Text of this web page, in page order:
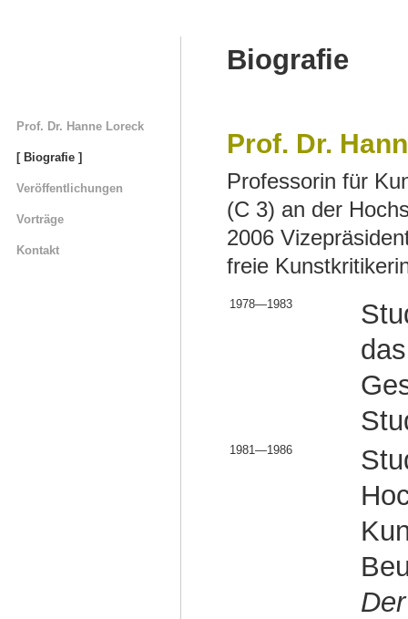
Prof. Dr. Hanne Loreck
[ Biografie ]
Veröffentlichungen
Vorträge
Kontakt
Biografie
Prof. Dr.
Professorin für
(C 3) an der
2006
freie
1978—1983
1981—1986